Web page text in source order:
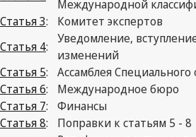
Международной
Статья 3:
Комитет экспертов
Статья 4:
Уведомление,
изменений
Статья 5:
Ассамблея Специального
Статья 6:
Международное бюро
Статья 7:
Финансы
Статья 8:
Поправки к статьям 5 - 8